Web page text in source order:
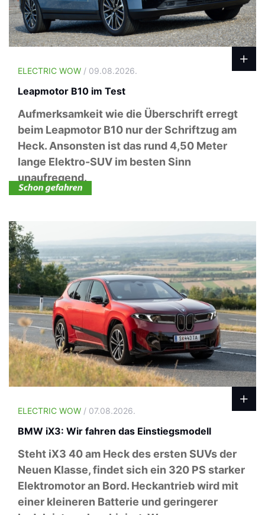
ELECTRIC WOW / 09.08.2026.
Leapmotor B10 im Test
Aufmerksamkeit wie die Überschrift erregt
beim Leapmotor B10 nur der Schriftzug am
Heck. Ansonsten ist das rund 4,50 Meter
lange Elektro-SUV im besten Sinn
unaufregend.
ELECTRIC WOW / 07.08.2026.
BMW iX3: Wir fahren das Einstiegsmodell
Steht iX3 40 am Heck des ersten SUVs der
Neuen Klasse, findet sich ein 320 PS starker
Elektromotor an Bord. Heckantrieb wird mit
einer kleineren Batterie und geringerer